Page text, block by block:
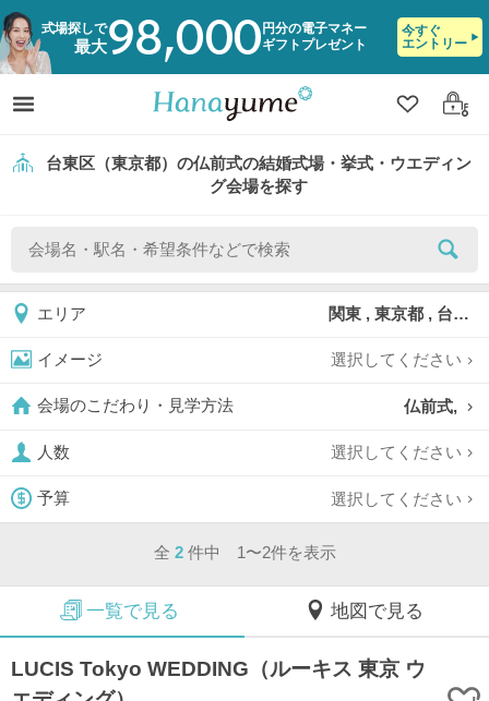
式場探しで
最大98,000 円分の電子マネー
ギフトプレゼント
今すぐ
エントリー
クリップ
ログ
台東区（東京都）の仏前式の結婚式場・挙式・ウエディン
グ会場を探す
エリア 関東 , 東京都 , 台東区
イメージ 選択してください
会場のこだわり・見学方法 仏前式,
人数 選択してください
予算 選択してください
全 2 件中 1〜2件を表示
一覧で見る 地図で見る
LUCIS Tokyo WEDDING（ルーキス 東京 ウ